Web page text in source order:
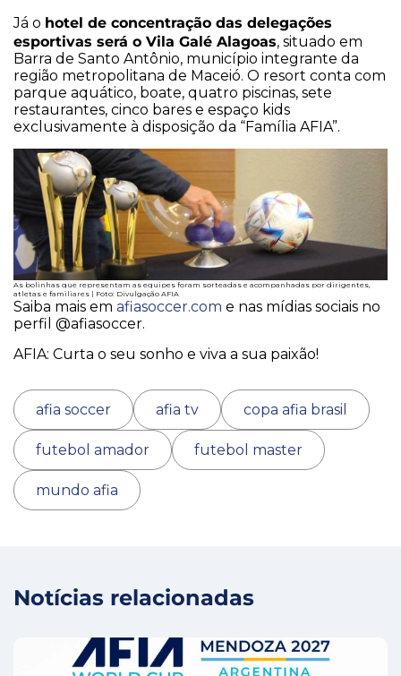
Já o hotel de concentração das delegações
esportivas será o Vila Galé Alagoas, situado em
Barra de Santo Antônio, município integrante da
região metropolitana de Maceió. O resort conta com
parque aquático, boate, quatro piscinas, sete
restaurantes, cinco bares e espaço kids
exclusivamente à disposição da “Família AFIA”.
As bolinhas que representam as equipes foram sorteadas e acompanhadas por dirigentes,
atletas e familiares | Foto: Divulgação AFIA
Saiba mais em afiasoccer.com e nas mídias sociais no
perfil @afiasoccer.
AFIA: Curta o seu sonho e viva a sua paixão!
afia soccer afia tv copa afia brasil
futebol amador futebol master
mundo afia
Notícias relacionadas